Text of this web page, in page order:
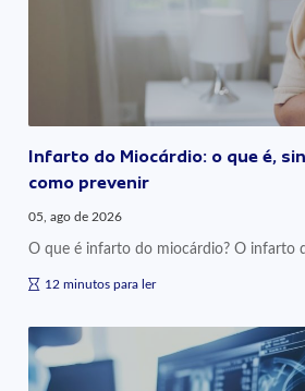
Infarto do Miocárdio: o que é,
como prevenir
05, ago de 2026
O que é infarto do miocárdio? O infarto
12 minutos para ler